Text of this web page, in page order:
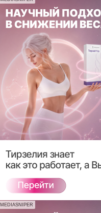
MEDIASNIPER